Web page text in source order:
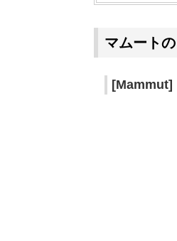
マムート
[Mammut]